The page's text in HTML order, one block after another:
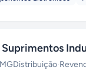
Suprimentos
MGDistribuição·